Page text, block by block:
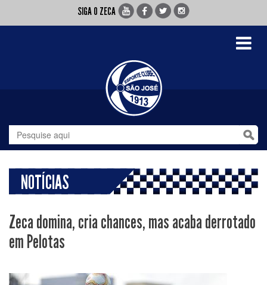
SIGA O ZECA
Toggle
NOTÍCIAS
Zeca domina, cria chances, mas acaba derrotado
em Pelotas